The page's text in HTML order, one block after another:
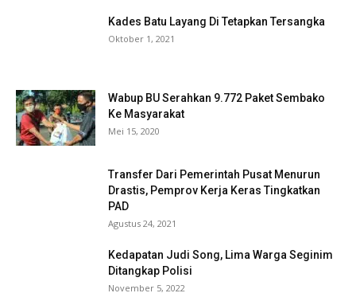
Kades Batu Layang Di Tetapkan Tersangka
Oktober 1, 2021
Wabup BU Serahkan 9.772 Paket Sembako
Ke Masyarakat
Mei 15, 2020
Transfer Dari Pemerintah Pusat Menurun
Drastis, Pemprov Kerja Keras Tingkatkan
PAD
Agustus 24, 2021
Kedapatan Judi Song, Lima Warga Seginim
Ditangkap Polisi
November 5, 2022